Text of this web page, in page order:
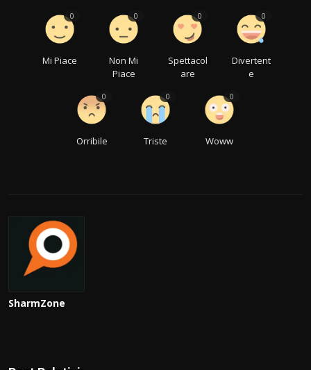
Mi Piace
0
Non Mi
Piace
0
Spettacol
are
0
Divertent
e
0
Orribile
0
Triste
0
Woww
0
SharmZone